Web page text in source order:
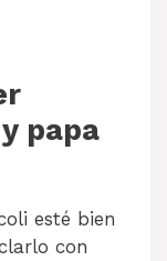
papa
esté bien
con